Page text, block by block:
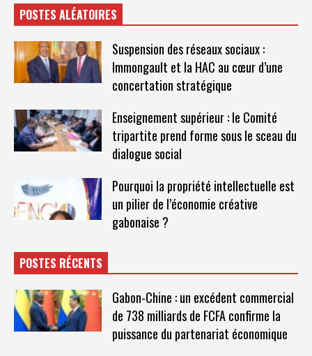
POSTES ALÉATOIRES
Suspension des réseaux sociaux :
Immongault et la HAC au cœur d’une
concertation stratégique
Enseignement supérieur : le Comité
tripartite prend forme sous le sceau du
dialogue social
Pourquoi la propriété intellectuelle est
un pilier de l’économie créative
gabonaise ?
POSTES RÉCENTS
Gabon-Chine : un excédent commercial
de 738 milliards de FCFA confirme la
puissance du partenariat économique